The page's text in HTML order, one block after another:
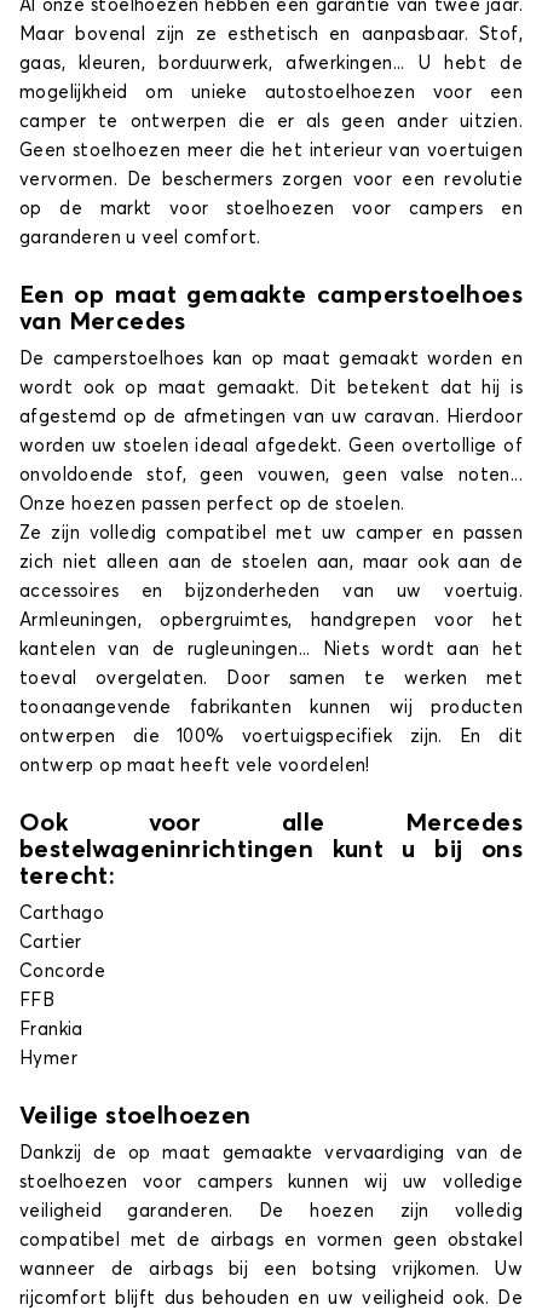
Al onze stoelhoezen hebben een garantie van twee jaar.
Maar bovenal zijn ze esthetisch en aanpasbaar. Stof,
gaas, kleuren, borduurwerk, afwerkingen... U hebt de
mogelijkheid om unieke autostoelhoezen voor een
camper te ontwerpen die er als geen ander uitzien.
Geen stoelhoezen meer die het interieur van voertuigen
vervormen. De beschermers zorgen voor een revolutie
op de markt voor stoelhoezen voor campers en
garanderen u veel comfort.
Een op maat gemaakte camperstoelhoes
van Mercedes
De camperstoelhoes kan op maat gemaakt worden en
wordt ook op maat gemaakt. Dit betekent dat hij is
afgestemd op de afmetingen van uw caravan. Hierdoor
worden uw stoelen ideaal afgedekt. Geen overtollige of
onvoldoende stof, geen vouwen, geen valse noten...
Onze hoezen passen perfect op de stoelen.
Ze zijn volledig compatibel met uw camper en passen
zich niet alleen aan de stoelen aan, maar ook aan de
accessoires en bijzonderheden van uw voertuig.
Armleuningen, opbergruimtes, handgrepen voor het
kantelen van de rugleuningen... Niets wordt aan het
toeval overgelaten. Door samen te werken met
toonaangevende fabrikanten kunnen wij producten
ontwerpen die 100% voertuigspecifiek zijn. En dit
ontwerp op maat heeft vele voordelen!
Ook voor alle Mercedes
bestelwageninrichtingen kunt u bij ons
terecht:
Carthago
Cartier
Concorde
FFB
Frankia
Hymer
Veilige stoelhoezen
Dankzij de op maat gemaakte vervaardiging van de
stoelhoezen voor campers kunnen wij uw volledige
veiligheid garanderen. De hoezen zijn volledig
compatibel met de airbags en vormen geen obstakel
wanneer de airbags bij een botsing vrijkomen. Uw
rijcomfort blijft dus behouden en uw veiligheid ook. De